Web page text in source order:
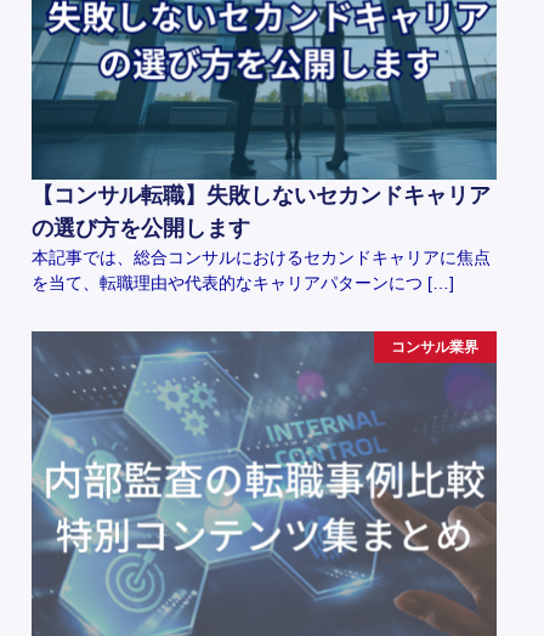
【コンサル転職】失敗しないセカンドキャリア
の選び方を公開します
本記事では、総合コンサルにおけるセカンドキャリアに焦点
を当て、転職理由や代表的なキャリアパターンにつ […]
コンサル業界